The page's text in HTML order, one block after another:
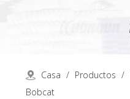
Casa / Productos /
Bobcat